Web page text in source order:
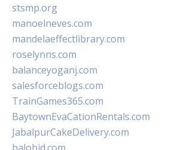
stsmp.org
manoelneves.com
mandelaeffectlibrary.com
roselynns.com
balanceyoganj.com
salesforceblogs.com
TrainGames365.com
BaytownEvaCationRentals.com
JabalpurCakeDelivery.com